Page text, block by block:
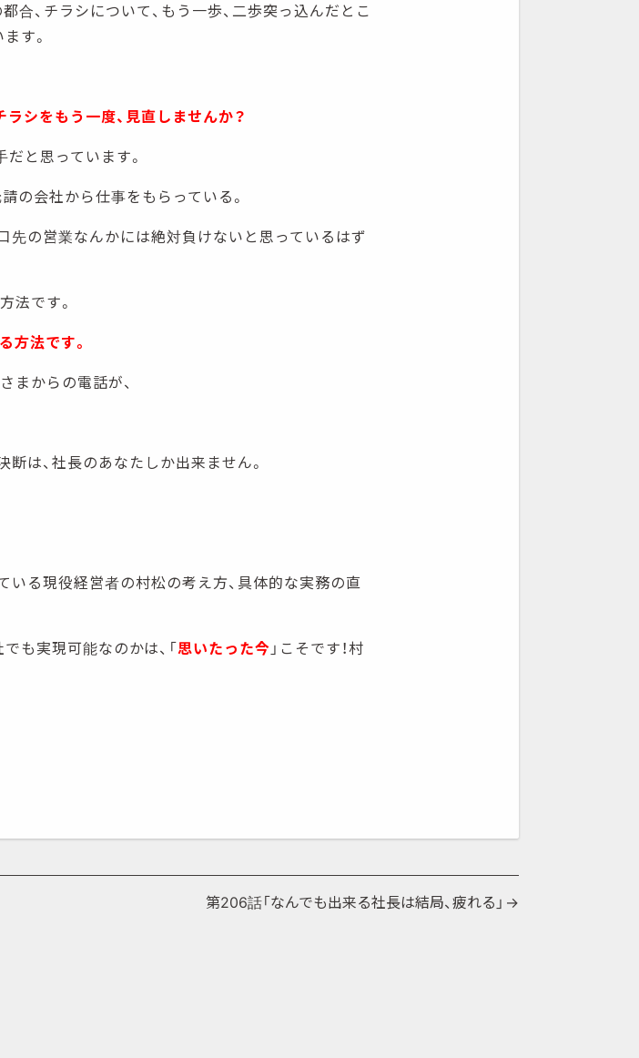
合、チラシについて、もう一歩、二歩突っ込んだとこ
す。
シをもう一度、見直しませんか？
と思っています。
の会社から仕事をもらっている。
先の営業なんかには絶対負けないと思っているはず
法です。
方法です。
まからの電話が、
断は、社長のあなたしか出来ません。
る現役経営者の村松の考え方、具体的な実務の直
も実現可能なのかは、「思いたった今 」こそです！村
第206話「なんでも出来る社長は結局、疲れる」